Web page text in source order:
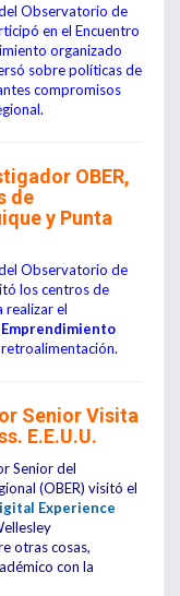
Observatorio de
en el Encuentro
organizado
sobre políticas de
compromisos
OBER,
de
y Punta
Observatorio de
los centros de
realizar el
Senior Visita
E.E.U.U.
Senior del
(OBER) visitó el
Experience
otras cosas,
con la